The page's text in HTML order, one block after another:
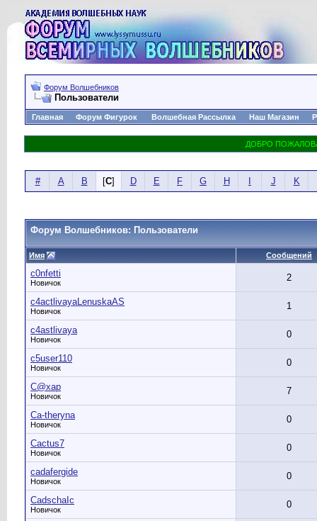
Форум Волшебников
Пользователи
Главная Форум Фигурок Волшебная Рассылка Наш Магазин
# A B [C] D E F G H J K
Форум Волшебников: Пользователи
Имя Сообщений
c0nfetti
Новичок 2
c4actlivayaLenuskaAS
Новичок 1
c4astlivaya
Новичок 0
c5user110
Новичок 0
C@xap
Новичок 7
Ca-theryna
Новичок 0
Cactus7
Новичок 0
cadafergide
Новичок 0
CadschaIc
Новичок 0